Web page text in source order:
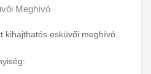
Meghívó
esküvői meghívó.